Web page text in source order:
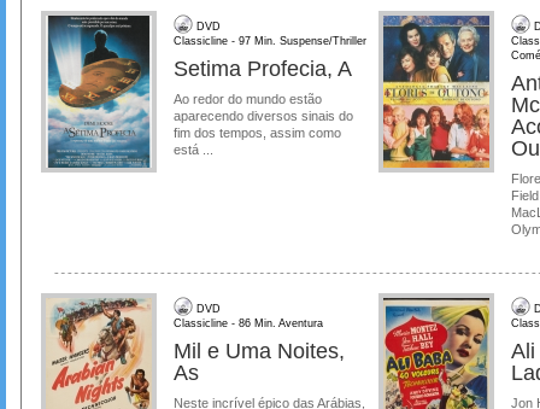
DVD
Classicline - 97 Min. Suspense/Thriller
Setima Profecia, A
Ao redor do mundo estão
aparecendo diversos sinais do
fim dos tempos, assim como
está ...
DVD
Classicline - 86 Min. Aventura
Mil e Uma Noites,
As
Neste incrível épico das Arábias,
Ali
Jon